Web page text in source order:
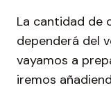
La cantidad de
dependerá del
vayamos a
iremos